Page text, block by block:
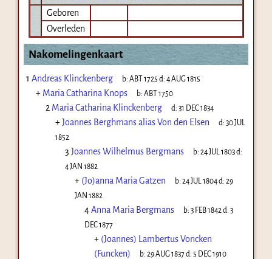
Geboren
Overleden
Nakomelingenkaart
1 Andreas Klinckenberg b:ABT 1725 d:4 AUG 1815
+ Maria Catharina Knops b:ABT 1750
2 Maria Catharina Klinckenberg d:31 DEC 1834
+Joannes Berghmans alias Von den Elsen d:30 JUL
1852
3 Joannes Wilhelmus Bergmans b:24 JUL 1803d:
4 JAN 1882
+ (Jo)anna Maria Gatzen b:24 JUL 1804d:29
JAN 1882
4Anna Maria Bergmans b:3 FEB 1842 d:3
DEC 1877
+ (Joannes) Lambertus Voncken
(Funcken)
b:29 AUG 1837d: 5 DEC 1910